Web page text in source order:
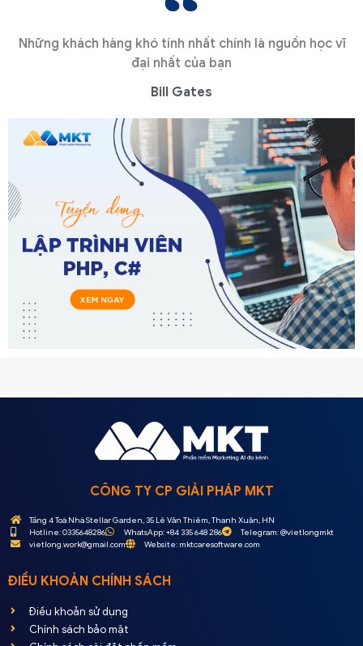
Những khách hàng khó tính nhất chính là nguồn học vĩ
đại nhất của bạn
Bill Gates
CÔNG TY CP GIẢI PHÁP MKT
Tầng 4 Toà Nhà Stellar Garden, 35 Lê Văn Thiêm, Thanh Xuân, HN
Hotline: 0335648286
WhatsApp: +84 335 648 286
Telegram: @vietlongmkt
vietlong.work@gmail.com
Website: mktcaresoftware.com
ĐIỀU KHOẢN CHÍNH SÁCH
Điều khoản sử dụng
Chính sách bảo mật